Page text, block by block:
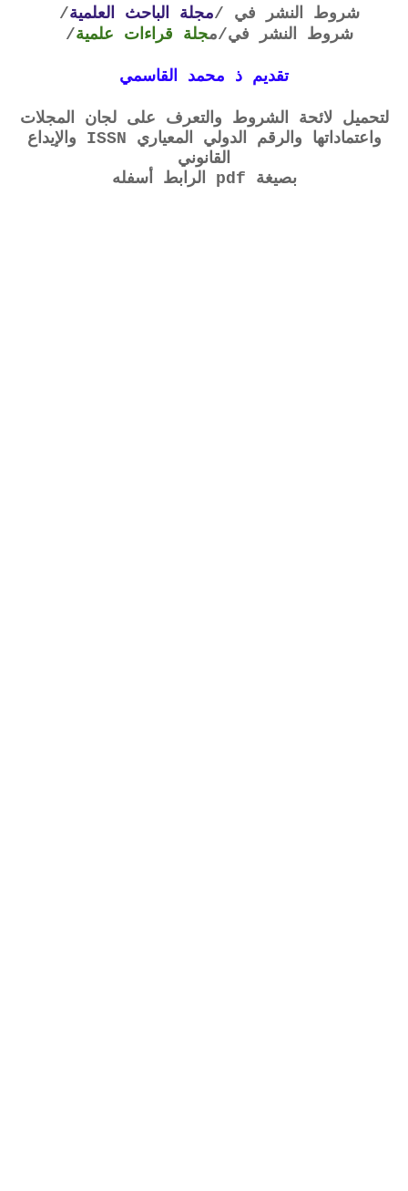
شروط النشر في /مجلة الباحث العلمية/
شروط النشر في/مجلة قراءات علمية/
تقديم ذ محمد القاسمي
لتحميل لائحة الشروط والتعرف على لجان المجلات
واعتماداتها والرقم الدولي المعياري ISSN والإيداع
القانوني
بصيغة pdf الرابط أسفله